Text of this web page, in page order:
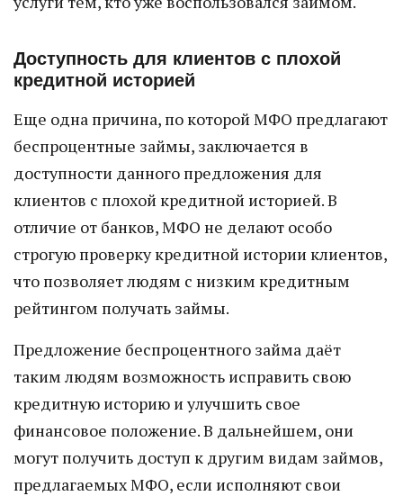
Доступность для клиентов с плохой
кредитной историей
Еще одна причина, по которой МФО предлагают
беспроцентные займы, заключается в
доступности данного предложения для
клиентов с плохой кредитной историей. В
отличие от банков, МФО не делают особо
строгую проверку кредитной истории клиентов,
что позволяет людям с низким кредитным
рейтингом получать займы.
Предложение беспроцентного займа даёт
таким людям возможность исправить свою
кредитную историю и улучшить свое
финансовое положение. В дальнейшем, они
могут получить доступ к другим видам займов,
предлагаемых МФО, если исполняют свои